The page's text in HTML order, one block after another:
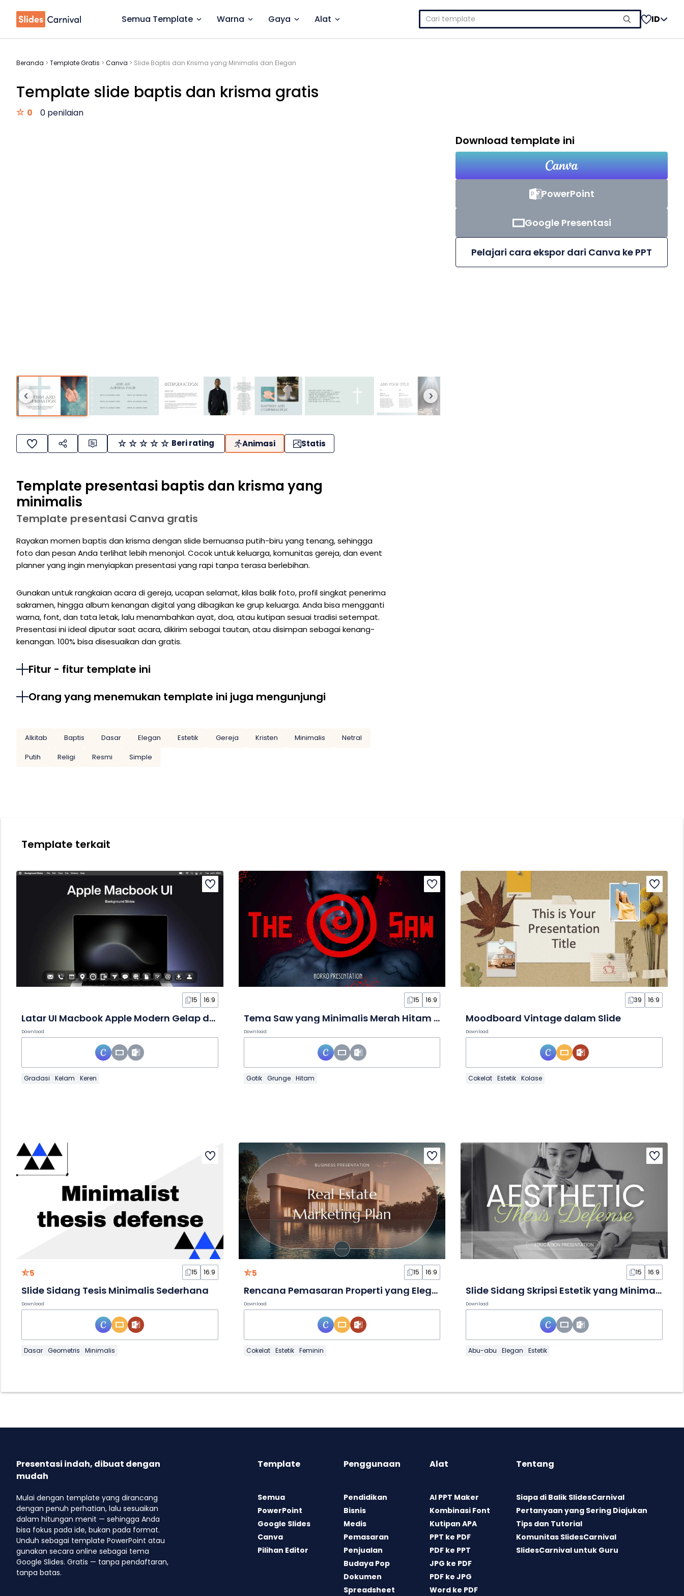
Semua Template Warna Gaya Alat
Cari
untuk:
ID
Beranda > Template Gratis > Canva > Slide Baptis dan Krisma yang Minimalis dan Elegan
Template slide baptis dan krisma gratis
0 0 penilaian
Beri rating Animasi Statis
Template presentasi baptis dan krisma yang
minimalis
Template presentasi Canva gratis
Rayakan momen baptis dan krisma dengan slide bernuansa putih-biru yang tenang, sehingga
foto dan pesan Anda terlihat lebih menonjol. Cocok untuk keluarga, komunitas gereja, dan event
planner yang ingin menyiapkan presentasi yang rapi tanpa terasa berlebihan.
Gunakan untuk rangkaian acara di gereja, ucapan selamat, kilas balik foto, profil singkat penerima
sakramen, hingga album kenangan digital yang dibagikan ke grup keluarga. Anda bisa mengganti
warna, font, dan tata letak, lalu menambahkan ayat, doa, atau kutipan sesuai tradisi setempat.
Presentasi ini ideal diputar saat acara, dikirim sebagai tautan, atau disimpan sebagai kenang-
kenangan. 100% bisa disesuaikan dan gratis.
Fitur - fitur template ini
Orang yang menemukan template ini juga mengunjungi
Alkitab Baptis Dasar Elegan Estetik Gereja Kristen Minimalis
Netral
Putih
Religi Resmi Simple
Download template ini
PowerPoint
Google Presentasi
Pelajari cara ekspor dari Canva ke PPT
Template terkait
15 16:9
Latar UI Macbook Apple Modern Gelap dalam Slide
Download
Gradasi Kelam Keren
15 16:9
Tema Saw yang Minimalis Merah Hitam dalam Slide
Download
Gotik Grunge Hitam
39 16:9
Moodboard Vintage dalam Slide
Download
Cokelat Estetik Kolase
5 15 16:9
Slide Sidang Tesis Minimalis Sederhana
Download
Dasar Geometris Minimalis
5 15 16:9
Rencana Pemasaran Properti yang Elegan dalam Slide
Download
Cokelat Estetik Feminin
15 16:9
Slide Sidang Skripsi Estetik yang Minimalis
Download
Abu-abu Elegan Estetik
Presentasi indah, dibuat dengan
mudah
Mulai dengan template yang dirancang
dengan penuh perhatian, lalu sesuaikan
dalam hitungan menit — sehingga Anda
bisa fokus pada ide, bukan pada format.
Unduh sebagai template PowerPoint atau
gunakan secara online sebagai tema
Google Slides. Gratis — tanpa pendaftaran,
tanpa batas.
Template
Semua
PowerPoint
Google Slides
Canva
Pilihan Editor
Penggunaan
Pendidikan
Bisnis
Medis
Pemasaran
Penjualan
Budaya Pop
Dokumen
Spreadsheet
Alat
AI PPT Maker
Kombinasi Font
Kutipan APA
PPT ke PDF
PDF ke PPT
JPG ke PDF
PDF ke JPG
Word ke PDF
Tentang
Siapa di Balik SlidesCarnival
Pertanyaan yang Sering Diajukan
Tips dan Tutorial
Komunitas SlidesCarnival
SlidesCarnival untuk Guru